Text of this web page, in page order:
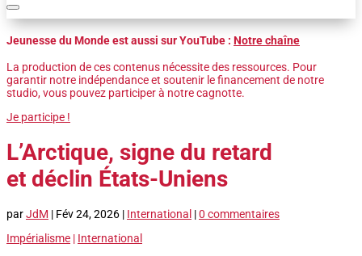
Jeunesse du Monde est aussi sur YouTube : Notre chaîne
La production de ces contenus nécessite des ressources. Pour
garantir notre indépendance et soutenir le financement de notre
studio, vous pouvez participer à notre cagnotte.
Je participe !
L’Arctique, signe du retard
et déclin États-Uniens
parJdM | Fév 24, 2026 | International |0 commentaires
Impérialisme | International